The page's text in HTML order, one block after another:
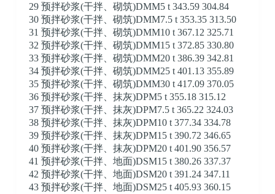
29 预拌砂浆(干拌、砌筑)DMM5 t 343.59 304.84
30 预拌砂浆(干拌、砌筑)DMM7.5 t 353.35 313.50
31 预拌砂浆(干拌、砌筑)DMM10 t 367.12 325.71
32 预拌砂浆(干拌、砌筑)DMM15 t 372.85 330.80
33 预拌砂浆(干拌、砌筑)DMM20 t 386.39 342.81
34 预拌砂浆(干拌、砌筑)DMM25 t 401.13 355.89
35 预拌砂浆(干拌、砌筑)DMM30 t 417.09 370.05
36 预拌砂浆(干拌、抹灰)DPM5 t 355.18 315.12
37 预拌砂浆(干拌、抹灰)DPM7.5 t 365.22 324.03
38 预拌砂浆(干拌、抹灰)DPM10 t 377.34 334.78
39 预拌砂浆(干拌、抹灰)DPM15 t 390.72 346.65
40 预拌砂浆(干拌、抹灰)DPM20 t 401.90 356.57
41 预拌砂浆(干拌、地面)DSM15 t 380.26 337.37
42 预拌砂浆(干拌、地面)DSM20 t 391.24 347.11
43 预拌砂浆(干拌、地面)DSM25 t 405.93 360.15